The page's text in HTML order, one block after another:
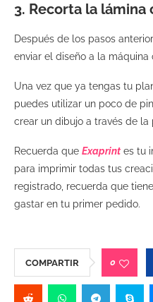
3. Recorta la
Después de los pasos
enviar el diseño a la
Una vez que ya tengas tu
puedes utilizar un poco de
crear un dibujo a través de la
Recuerda que Exaprintes tu
para imprimir todas tus
registrado, recuerda que
gastar en tu primer pedido.
COMPARTIR 0